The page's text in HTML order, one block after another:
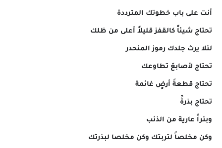
أنت على باب خطوتك المترددة
تحتاج شيئاً كالقفز قليلاً أعلى من ظلك
لئلا يرث جلدك رموز المنحدر
تحتاج لأصابعَ تطاوعك
تحتاج قطعةَ أرضٍ غائمة
تحتاج بذرةََ
وبئراً عارية من الذئب
وكن مخلصاً لتربتك وكن مخلصا لبذرتك